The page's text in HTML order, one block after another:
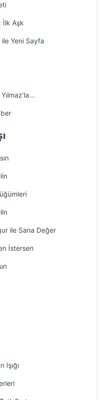
İlk Aşk
Yeni Sayfa
ile Sana Değer
İstersen
Işığı